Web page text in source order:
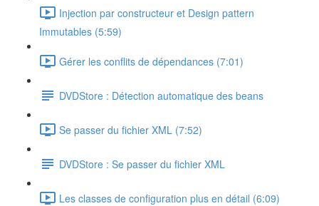
Injection par constructeur et Design pattern
Immutables (5:59)
Gérer les conflits de dépendances (7:01)
DVDStore : Détection automatique des beans
Se passer du fichier XML (7:52)
DVDStore : Se passer du fichier XML
Les classes de configuration plus en détail (6:09)